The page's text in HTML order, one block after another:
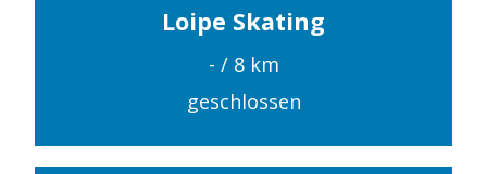
Loipe Skating
- / 8 km
geschlossen